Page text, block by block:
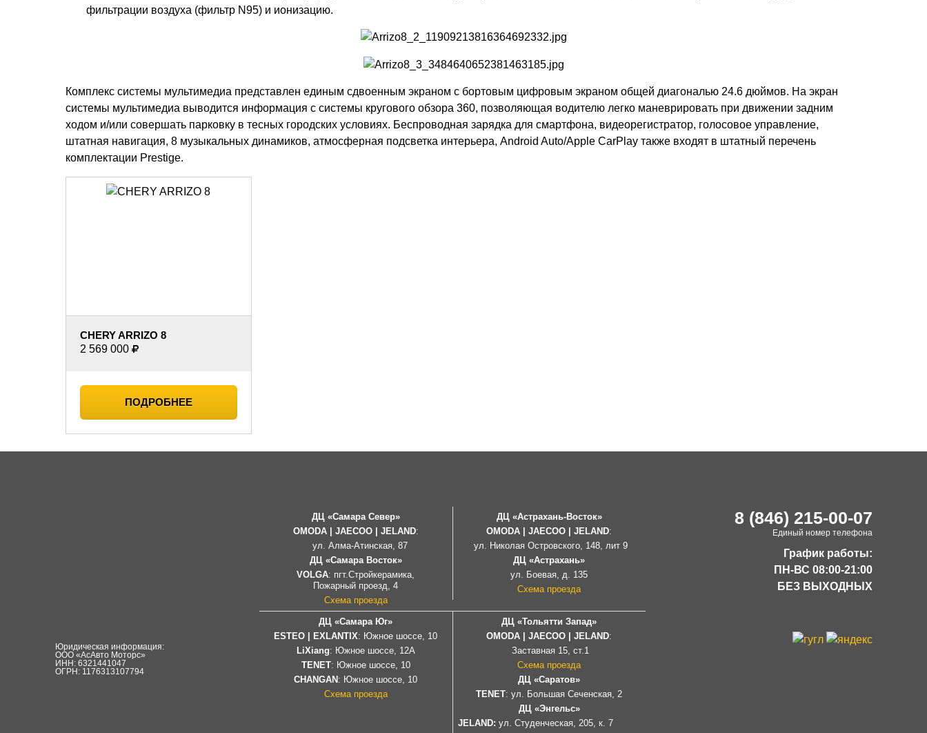
фильтрации воздуха (фильтр N95) и ионизацию.
Комплекс системы мультимедиа представлен единым сдвоенным экраном с бортовым цифровым экраном общей диагональю 24.6 дюймов. На экран
системы мультимедиа выводится информация с системы кругового обзора 360, позволяющая водителю легко маневрировать при движении задним
ходом и/или совершать парковку в тесных городских условиях. Беспроводная зарядка для смартфона, видеорегистратор, голосовое управление,
штатная навигация, 8 музыкальных динамиков, атмосферная подсветка интерьера, Android Auto/Apple CarPlay также входят в штатный перечень
комплектации Prestige.
CHERY ARRIZO 8
2 569 000
ПОДРОБНЕЕ
Юридическая информация:
ООО «АсАвто Моторс»
ИНН: 6321441047
ОГРН: 1176313107794
ДЦ «Самара Север»
OMODA | JAECOO| JELAND:
ул. Алма-Атинская, 87
ДЦ «Самара Восток»
VOLGA: пгт.Стройкерамика,
Пожарный проезд, 4
Схема проезда
ДЦ «Астрахань-Восток»
OMODA | JAECOO |JELAND:
ул. Николая Островского, 148, лит 9
ДЦ «Астрахань»
ул. Боевая, д. 135
Схема проезда
ДЦ «Самара Юг»
ESTEO | EXLANTIX: Южное шоссе, 10
LiXiang: Южное шоссе, 12А
TENET: Южное шоссе, 10
CHANGAN : Южное шоссе, 10
Схема проезда
ДЦ «Тольятти Запад»
OMODA | JAECOO |JELAND:
Заставная 15, ст.1
Схема проезда
ДЦ «Саратов»
TENET: ул. Большая Сеченская, 2
ДЦ «Энгельс»
JELAND: ул. Студенческая, 205, к. 7
8 (846) 215-00-07
Единый номер телефона
График работы:
ПН-ВС 08:00-21:00
БЕЗ ВЫХОДНЫХ